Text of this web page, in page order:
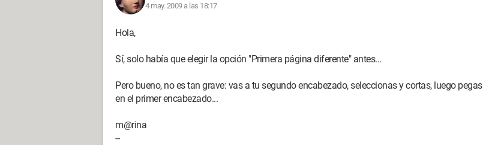
4 may. 2009 a las 18:17
Hola,
Sí, solo había que elegir la opción "Primera página diferente" antes...
Pero bueno, no es tan grave: vas a tu segundo encabezado, seleccionas y cortas, luego pegas
en el primer encabezado...
m@rina
--